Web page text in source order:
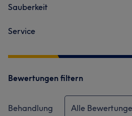
Sauberkeit
Service
Bewertungen filtern
Behandlung Alle